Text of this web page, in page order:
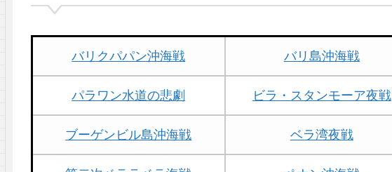
バリクパパン沖海戦 バリ島沖海戦
パラワン水道の悲劇 ビラ・スタンモーア夜戦
ブーゲンビル島沖海戦 ベラ湾夜戦